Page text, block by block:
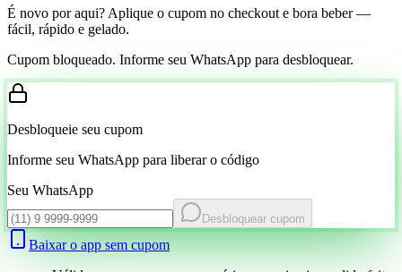
É novo por aqui? Aplique o cupom no checkout e bora beber —
fácil, rápido e gelado.
Cupom bloqueado. Informe seu WhatsApp para desbloquear.
Desbloqueie seu cupom
Informe seu WhatsApp para liberar o código
Seu WhatsApp
Desbloquear cupom
Baixar o app sem cupom